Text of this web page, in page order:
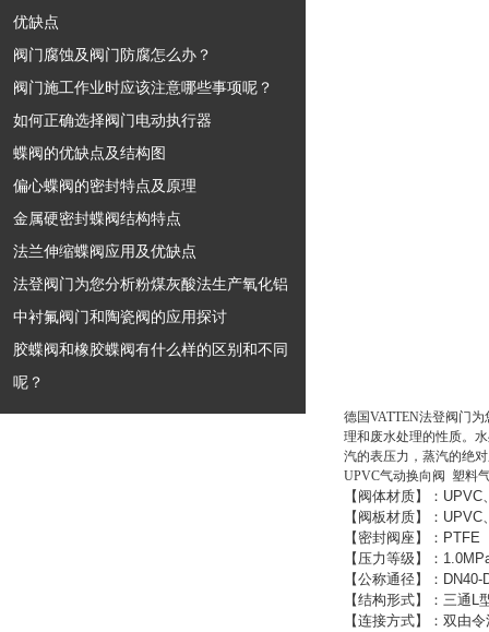
优缺点
阀门腐蚀及阀门防腐怎么办？
阀门施工作业时应该注意哪些事项呢？
如何正确选择阀门电动执行器
蝶阀的优缺点及结构图
偏心蝶阀的密封特点及原理
金属硬密封蝶阀结构特点
法兰伸缩蝶阀应用及优缺点
法登阀门为您分析粉煤灰酸法生产氧化铝
中衬氟阀门和陶瓷阀的应用探讨
胶蝶阀和橡胶蝶阀有什么样的区别和不同
呢？
德国VATTEN法登阀门
理和废水处理的性质。
汽的表压力，蒸汽的绝
UPVC气动换向阀 塑料
【阀体材质】： UPVC
【阀板材质】： UPVC
【密封阀座】： PTFE
【压力等级】：
【公称通径】： DN40-
【结构形式】：三通 L
【连接方式】：双由